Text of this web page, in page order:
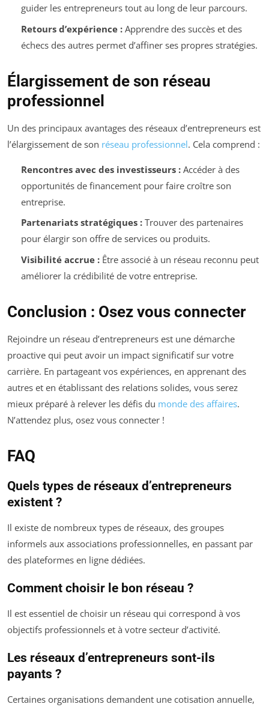
guider les entrepreneurs tout au long de leur parcours.
Retours d’expérience :Apprendre des succès et des
échecs des autres permet d’affiner ses propres stratégies.
Élargissement de son réseau
professionnel
Un des principaux avantages des réseaux d’entrepreneurs est
l’élargissement de son réseau professionnel. Cela comprend :
Rencontres avec des investisseurs :Accéder à des
opportunités de financement pour faire croître son
entreprise.
Partenariats stratégiques :Trouver des partenaires
pour élargir son offre de services ou produits.
Visibilité accrue :Être associé à un réseau reconnu peut
améliorer la crédibilité de votre entreprise.
Conclusion : Osez vous connecter
Rejoindre un réseau d’entrepreneurs est une démarche
proactive qui peut avoir un impact significatif sur votre
carrière. En partageant vos expériences, en apprenant des
autres et en établissant des relations solides, vous serez
mieux préparé à relever les défis du monde des affaires.
N’attendez plus, osez vous connecter !
FAQ
Quels types de réseaux d’entrepreneurs
existent ?
Il existe de nombreux types de réseaux, des groupes
informels aux associations professionnelles, en passant par
des plateformes en ligne dédiées.
Comment choisir le bon réseau ?
Il est essentiel de choisir un réseau qui correspond à vos
objectifs professionnels et à votre secteur d’activité.
Les réseaux d’entrepreneurs sont-ils
payants ?
Certaines organisations demandent une cotisation annuelle,